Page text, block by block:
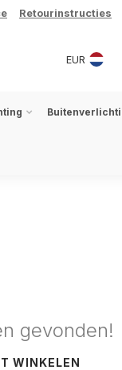
Retourinstructies
EUR
gevonden!
WINKELEN